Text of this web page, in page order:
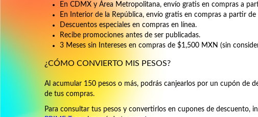
En CDMX y Área Metropolitana, envío gratis en compras a
En Interior de la República, envío gratis en compras a partir
Descuentos especiales en compras en línea.
Recibe promociones antes de ser publicadas.
3 Meses sin Intereses en compras de $1,500 MXN (sin
¿CÓMO CONVIERTO MIS PESOS?
Al acumular 150 pesos o más, podrás canjearlos por un cupón de
de tus compras.
Para consultar tus pesos y convertirlos en cupones de descuento,